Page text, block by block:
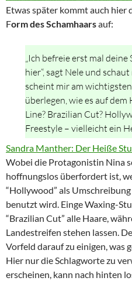
Etwas später kommt auch hier
Form des Schamhaarsauf:
„Ich befreie erst mal
hier“, sagt Nele und
scheint mir am
überlegen, wie es auf
Line? Brazilian Cut?
Freestyle – vielleicht ein
Sandra Manther: Der Heiße
Wobei die Protagonistin Nina
hoffnungslos überfordert ist,
“Hollywood” als
benutzt wird. Einge Waxing-
“Brazilian Cut” alle Haare,
Landestreifen stehen lassen.
Vorfeld darauf zu einigen, was
Hier nur die Schlagworte zu
erscheinen, kann nach hinten